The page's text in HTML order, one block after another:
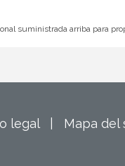
suministrada arriba para
legal| Mapa del